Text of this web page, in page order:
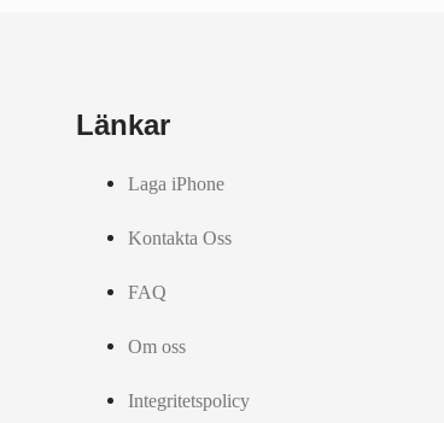
Länkar
Laga iPhone
Kontakta Oss
FAQ
Om oss
Integritetspolicy